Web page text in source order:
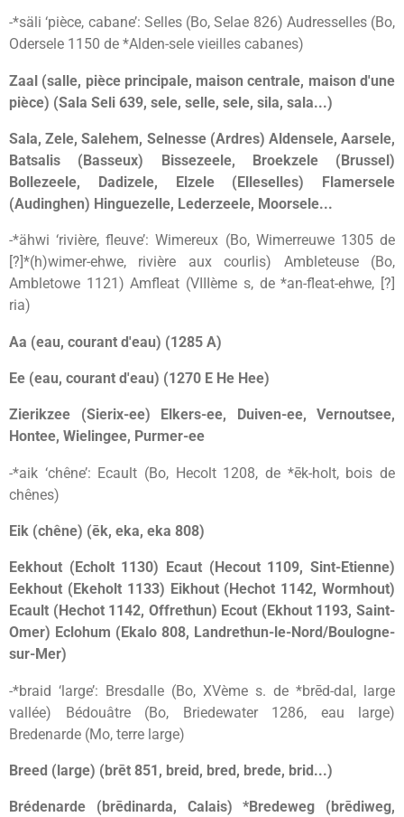
-*säli ‘pièce, cabane’: Selles (Bo, Selae 826) Audresselles (Bo,
Odersele 1150 de *Alden-sele vieilles cabanes)
Zaal (salle, pièce principale, maison centrale, maison d'une
pièce) (Sala Seli 639, sele, selle, sele, sila, sala...)
Sala, Zele, Salehem, Selnesse (Ardres) Aldensele, Aarsele,
Batsalis (Basseux) Bissezeele, Broekzele (Brussel)
Bollezeele, Dadizele, Elzele (Elleselles) Flamersele
(Audinghen) Hinguezelle, Lederzeele, Moorsele...
-*ähwi ‘rivière, fleuve’: Wimereux (Bo, Wimerreuwe 1305 de
[?]*(h)wimer-ehwe, rivière aux courlis) Ambleteuse (Bo,
Ambletowe 1121) Amfleat (VIIIème s, de *an-fleat-ehwe, [?]
ria)
Aa (eau, courant d'eau) (1285 A)
Ee (eau, courant d'eau) (1270 E He Hee)
Zierikzee (Sierix-ee) Elkers-ee, Duiven-ee, Vernoutsee,
Hontee, Wielingee, Purmer-ee
-*aik ‘chêne’: Ecault (Bo, Hecolt 1208, de *ēk-holt, bois de
chênes)
Eik (chêne) (ēk, eka, eka 808)
Eekhout (Echolt 1130) Ecaut (Hecout 1109, Sint-Etienne)
Eekhout (Ekeholt 1133) Eikhout (Hechot 1142, Wormhout)
Ecault (Hechot 1142, Offrethun) Ecout (Ekhout 1193, Saint-
Omer) Eclohum (Ekalo 808, Landrethun-le-Nord/Boulogne-
sur-Mer)
-*braid ‘large’: Bresdalle (Bo, XVème s. de *brēd-dal, large
vallée) Bédouâtre (Bo, Briedewater 1286, eau large)
Bredenarde (Mo, terre large)
Breed (large) (brēt 851, breid, bred, brede, brid...)
Brédenarde (brēdinarda, Calais) *Bredeweg (brēdiweg,